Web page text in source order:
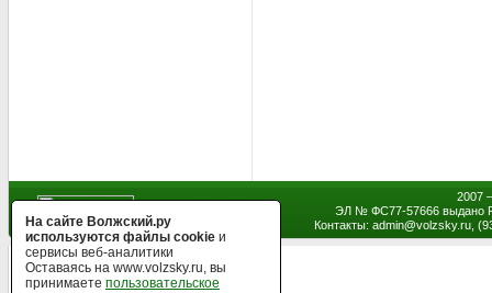
2007
ЭЛ № ФС77-57666 выдано
Контакты: admin@volzsky.ru,
На сайте Волжский.ру
используются файлы cookie и
сервисы веб-аналитики
Оставаясь на www.volzsky.ru, вы
принимаете пользовательское